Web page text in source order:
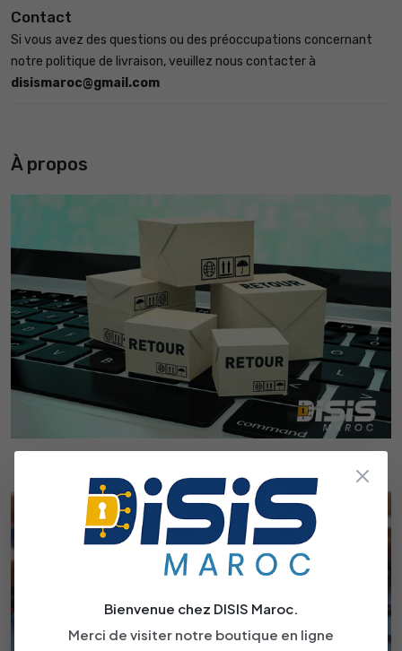
Contact
Si vous avez des questions ou des préoccupations concernant
notre politique de livraison, veuillez nous contacter à
disismaroc@gmail.com
À propos
Bienvenue chez DISIS Maroc.
Merci de visiter notre boutique en ligne